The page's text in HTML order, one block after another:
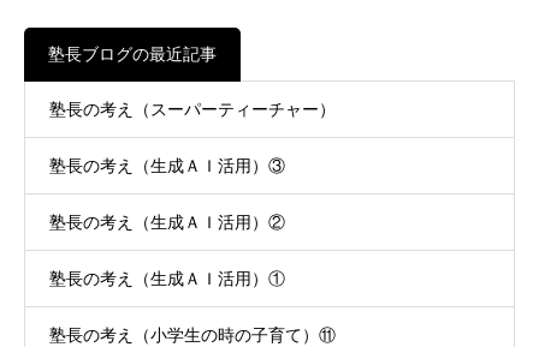
塾長ブログの最近記事
塾長の考え（スーパーティーチャー）
塾長の考え（生成ＡＩ活用）③
塾長の考え（生成ＡＩ活用）②
塾長の考え（生成ＡＩ活用）①
塾長の考え（小学生の時の子育て）⑪